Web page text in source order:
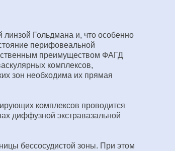
Гольдмана и, что особенно
перифовеальной
преимуществом ФАГД
комплексов,
зон необходима их прямая
комплексов проводится
диффузной экстравазальной
бессосудистой зоны. При этом